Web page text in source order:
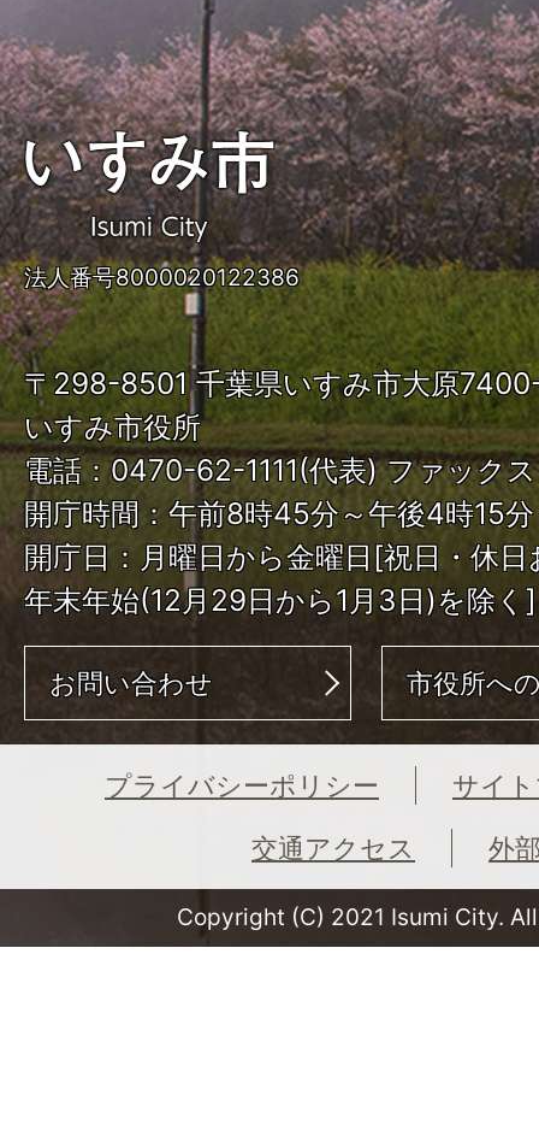
い
す
み
市
ISUMI
City
法人番号8000020122386
〒298-8501 千葉県いすみ市大原
いすみ市役所
電話：0470-62-1111(代表) ファック
開庁時間：午前8時45分～午後4時15分
開庁日：月曜日から金曜日[祝日・休日
年末年始(12月29日から1月3日)を除く]
お問い合わせ 市役所へ
プライバシーポリシー
サイ
交通アクセス
外
Copyright (C) 2021 Isumi City.